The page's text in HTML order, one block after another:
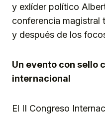
y exlíder político
conferencia magistral
y después de los
Un evento con sello
internacional
El II Congreso